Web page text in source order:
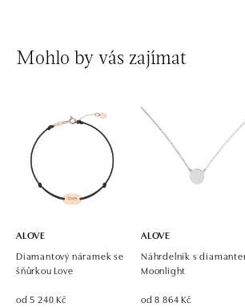
Mohlo by vás zajímat
ALOVE
Diamantový náramek se
šňůrkou Love
od 5 240 Kč
ALOVE
Náhrdelník s
Moonlight
od 8 864 Kč